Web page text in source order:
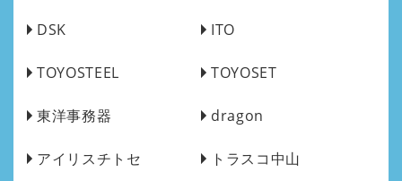
DSK ITO
TOYOSTEEL TOYOSET
東洋事務器 dragon
アイリスチトセ トラスコ中山